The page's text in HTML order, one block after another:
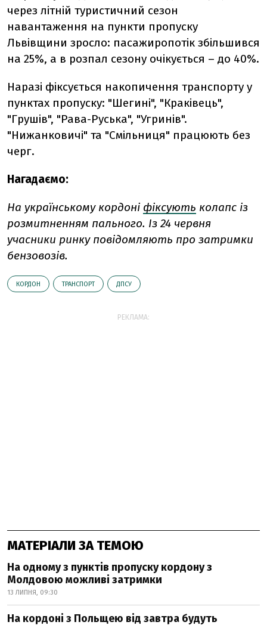
через літній туристичний сезон
навантаження на пункти пропуску
Львівщини зросло: пасажиропотік збільшився
на 25%, а в розпал сезону очікується – до 40%.
Наразі фіксується накопичення транспорту у
пунктах пропуску: "Шегині", "Краківець",
"Грушів", "Рава-Руська", "Угринів".
"Нижанковичі" та "Смільниця" працюють без
черг.
Нагадаємо:
На українському кордоні фіксують колапс із
розмитненням пального. Із 24 червня
учасники ринку повідомляють про затримки
бензовозів.
КОРДОН ТРАНСПОРТ ДПСУ
РЕКЛАМА:
МАТЕРІАЛИ ЗА ТЕМОЮ
На одному з пунктів пропуску кордону з
Молдовою можливі затримки
13 ЛИПНЯ, 09:30
На кордоні з Польщею від завтра будуть